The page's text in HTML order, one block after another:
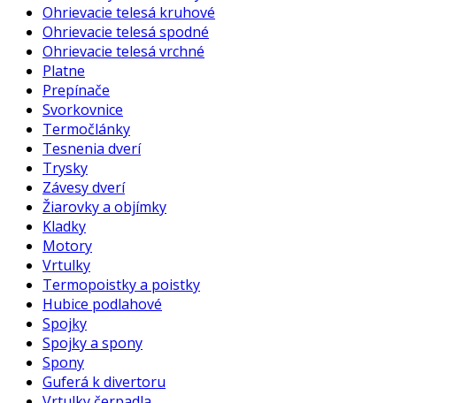
Ohrievacie telesá kruhové
Ohrievacie telesá spodné
Ohrievacie telesá vrchné
Platne
Prepínače
Svorkovnice
Termočlánky
Tesnenia dverí
Trysky
Závesy dverí
Žiarovky a objímky
Kladky
Motory
Vrtulky
Termopoistky a poistky
Hubice podlahové
Spojky
Spojky a spony
Spony
Guferá k divertoru